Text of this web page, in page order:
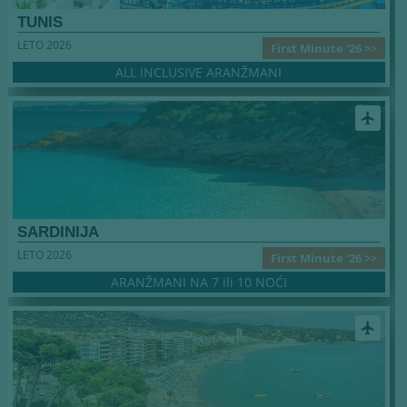
TUNIS
First Minute '26 >>
LETO 2026
ALL INCLUSIVE ARANŽMANI
airplanemode_active
SARDINIJA
First Minute '26 >>
LETO 2026
ARANŽMANI NA 7 ili 10 NOĆI
airplanemode_active